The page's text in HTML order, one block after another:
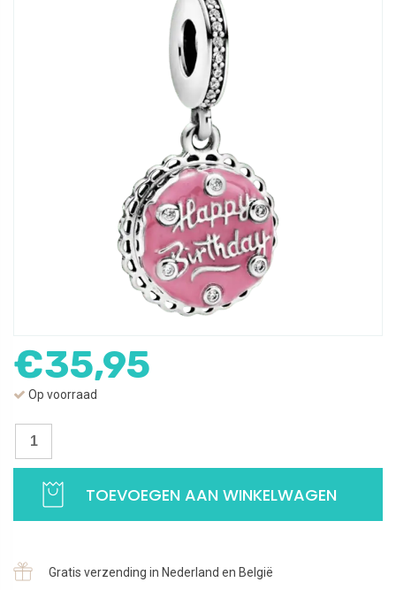
€35,95
Op voorraad
Bedel
met
925
TOEVOEGEN AAN WINKELWAGEN
Gratis verzending in Nederland en België